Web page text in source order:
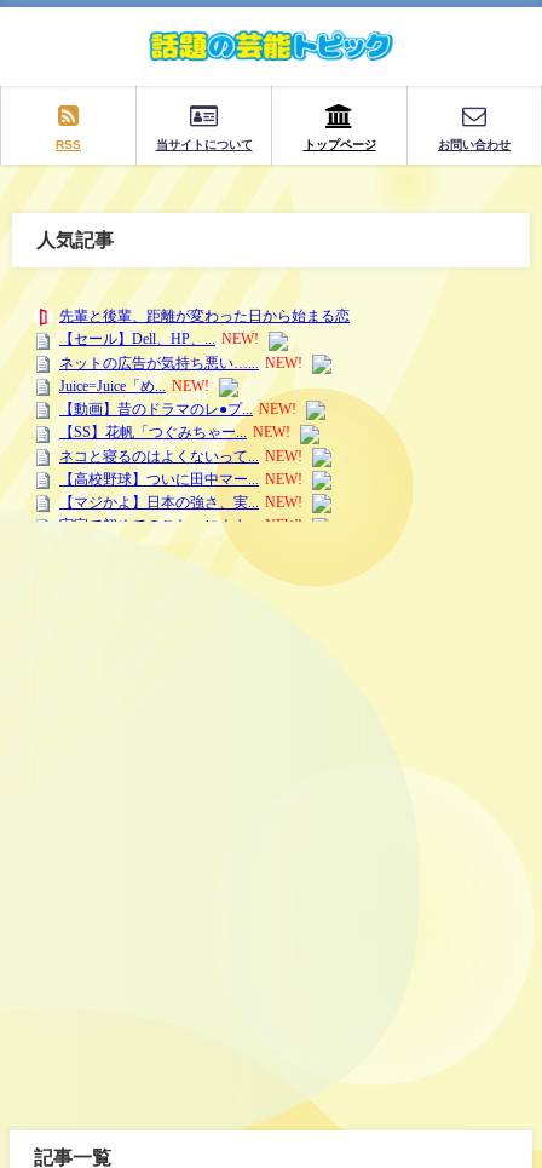
RSS 当サイトについて トップページ お問い合わせ
人気記事
記事一覧